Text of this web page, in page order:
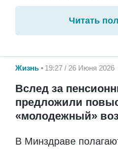
Читать
Жизнь 19:27 / 26 Июня 2026
Вслед за
предложили
«молодежный»
В Минздраве